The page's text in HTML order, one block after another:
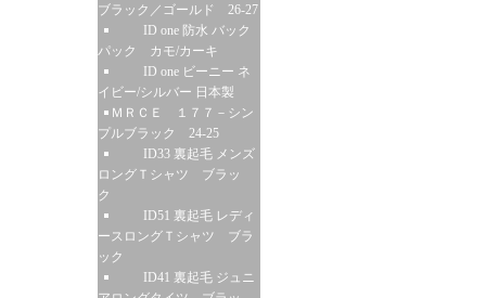
ブラック／ゴールド 26-27
ID one 防水 バック
パック カモ/カーキ
ID one ビーニー ネ
イビー/シルバー 日本製
ＭＲＣＥ １７７－シン
プルブラック 24-25
ID33 裏起毛 メンズ
ロングＴシャツ ブラッ
ク
ID51 裏起毛 レディ
ースロングＴシャツ ブラ
ック
ID41 裏起毛 ジュニ